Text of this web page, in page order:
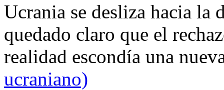
Ucrania se desliza hacia
quedado claro que el
realidad escondía una
ucraniano)